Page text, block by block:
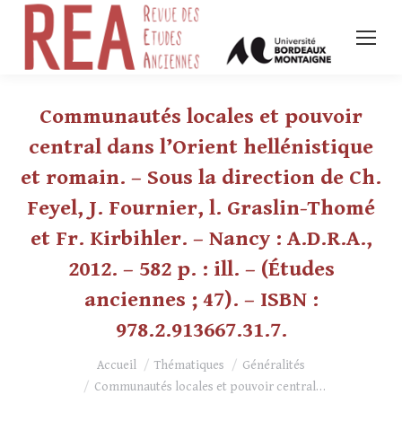
Communautés locales et pouvoir
central dans l’Orient hellénistique
et romain. – Sous la direction de Ch.
Feyel, J. Fournier, l. Graslin-Thomé
et Fr. Kirbihler. – Nancy : A.D.R.A.,
2012. – 582 p. : ill. – (Études
anciennes ; 47). – ISBN :
978.2.913667.31.7.
Vous êtes ici :Accueil Thématiques
Généralités
Communautés locales et pouvoir central…